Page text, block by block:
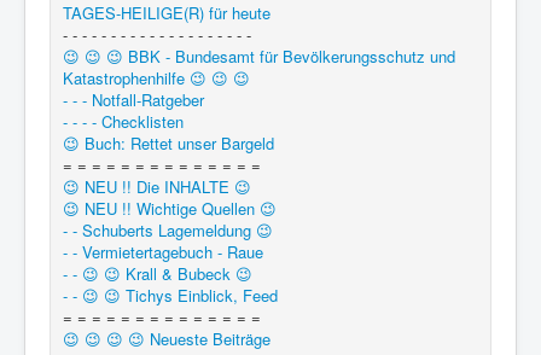
TAGES-HEILIGE(R) für heute
- - - - - - - - - - - - - - - - - - - -
😉 😉 😉 BBK - Bundesamt für Bevölkerungsschutz und
Katastrophenhilfe 😉 😉 😉
- - - Notfall-Ratgeber
- - - - Checklisten
😉 Buch: Rettet unser Bargeld
= = = = = = = = = = = = = =
😉 NEU !! Die INHALTE 😉
😉 NEU !! Wichtige Quellen 😉
- - Schuberts Lagemeldung 😉
- - Vermietertagebuch - Raue
- - 😉 😉 Krall & Bubeck 😉
- - 😉 😉 Tichys Einblick, Feed
= = = = = = = = = = = = = =
😉 😉 😉 😉 Neueste Beiträge